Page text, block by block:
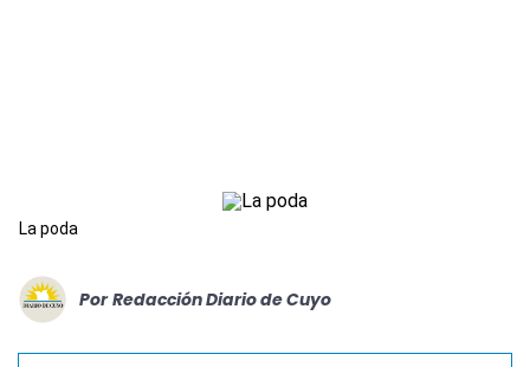
La poda
Por Redacción Diario de Cuyo